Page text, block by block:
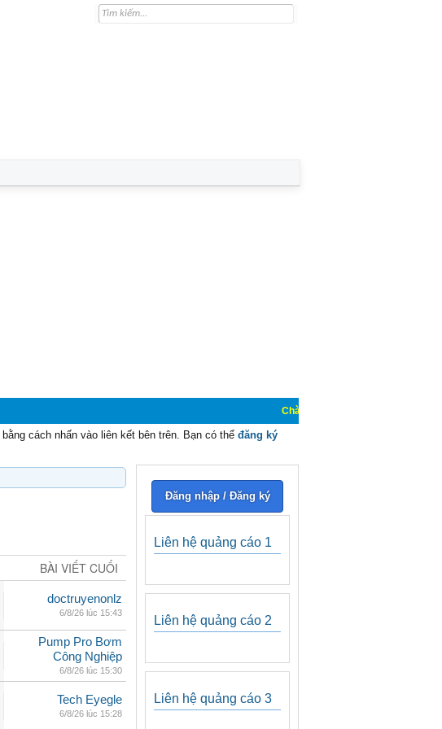
Chào mừng các bạn đến với Diễn
bằng cách nhấn vào liên kết bên trên. Bạn có thể đăng ký
BÀI VIẾT CUỐI
doctruyenonlz
4 phút trước
Pump Pro Bơm
Công Nghiệp
18 phút trước
Tech Eyegle
20 phút trước
Đăng nhập / Đăng ký
Liên hệ quảng cáo 1
Liên hệ quảng cáo 2
Liên hệ quảng cáo 3